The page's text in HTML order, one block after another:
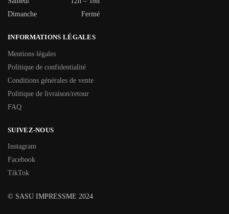
Dimanche
Fermé
INFORMATIONS LÉGALES
Mentions légales
Politique de confidentialité
Conditions générales de vente
Politique de livraison/retour
FAQ
SUIVEZ-NOUS
Instagram
Facebook
TikTok
© SASU IMPRESSME 2024